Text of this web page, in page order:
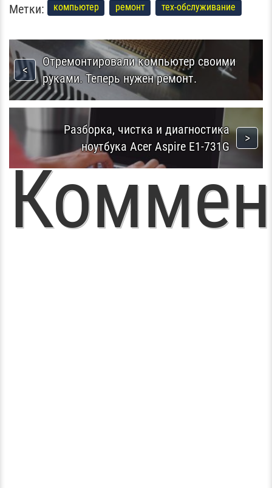
Метки: компьютер ремонт тех-обслуживание
Отремонтировали компьютер своими
руками. Теперь нужен ремонт.
Разборка, чистка и диагностика
ноутбука Acer Aspire E1-731G